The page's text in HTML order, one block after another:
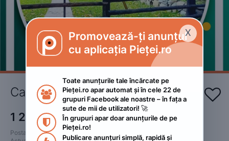
Casa La Bursucu 
1 200RON
Postat
2024. martie 28.
X
Promovează-ți anunțul
cu aplicația Pieței.ro

Toate anunțurile tale încărcate pe
Pieței.ro apar automat și în cele 22 de
grupuri Facebook ale noastre – în fața a
sute de mii de utilizatori! 🚀

În grupuri apar doar anunțurile de pe
Pieței.ro!
Publicare anunțuri simplă, rapidă și